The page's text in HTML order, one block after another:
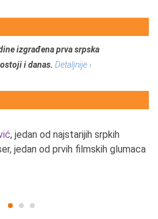
izgrađena prva srpska
i danas. Detaljnije ›
, jedan od najstarijih srpkih
jedan od prvih filmskih glumaca